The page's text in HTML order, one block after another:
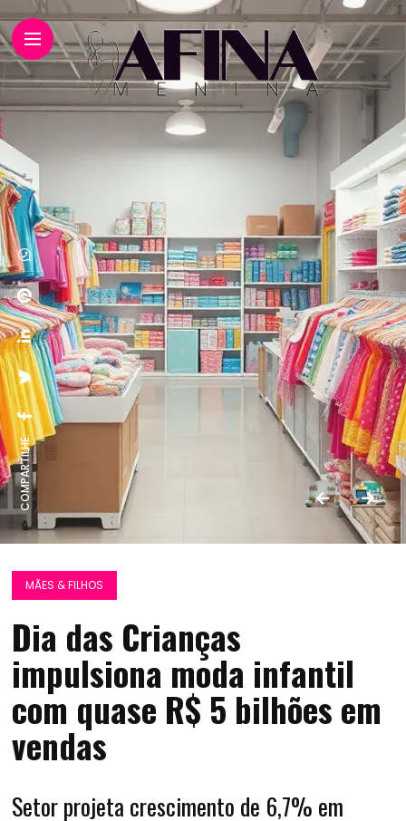
COMPARTILHE:
MÃES & FILHOS
Dia das Crianças
impulsiona moda infantil
com quase R$ 5 bilhões em
vendas
Setor projeta crescimento de 6,7% em